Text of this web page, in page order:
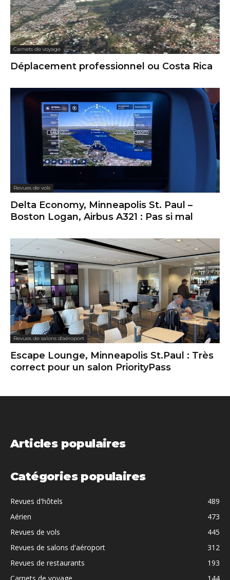
Carnets de voyage
Déplacement professionnel ou Costa Rica
Revues de vols
Delta Economy, Minneapolis St. Paul –
Boston Logan, Airbus A321 : Pas si mal
Revues de salons d'aéroport
Escape Lounge, Minneapolis St.Paul : Très
correct pour un salon PriorityPass
Articles populaires
Catégories populaires
Revues d'hôtels
489
Aérien
473
Revues de vols
445
Revues de salons d'aéroport
312
Revues de restaurants
193